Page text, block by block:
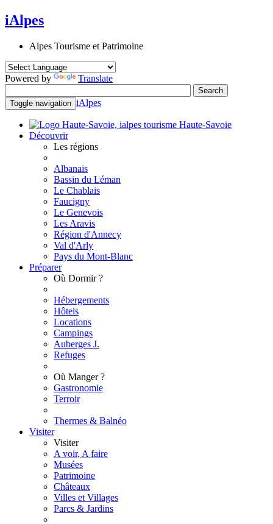
iAlpes
Alpes Tourisme et Patrimoine
Powered by Translate
Toggle navigation iAlpes
Haute-Savoie
Découvrir
Les régions
Albanais
Bassin du Léman
Le Chablais
Faucigny
Le Genevois
Les Aravis
Région d'Annecy
Val d'Arly
Pays du Mont-Blanc
Préparer
Où Dormir ?
Hébergements
Hôtels
Locations
Campings
Auberges J.
Refuges
Où Manger ?
Gastronomie
Terroir
Thermes & Balnéo
Visiter
Visiter
A voir, A faire
Musées
Patrimoine
Châteaux
Villes et Villages
Parcs & Jardins